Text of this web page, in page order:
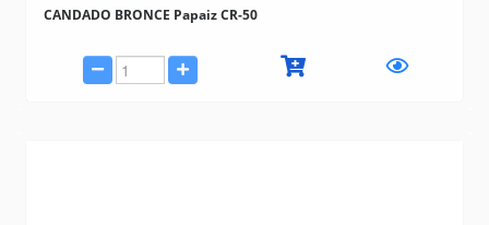
CANDADO BRONCE Papaiz CR-50